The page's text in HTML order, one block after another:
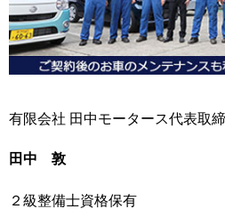
有限会社 田中モータース代表取
田中 敦
２級整備士資格保有